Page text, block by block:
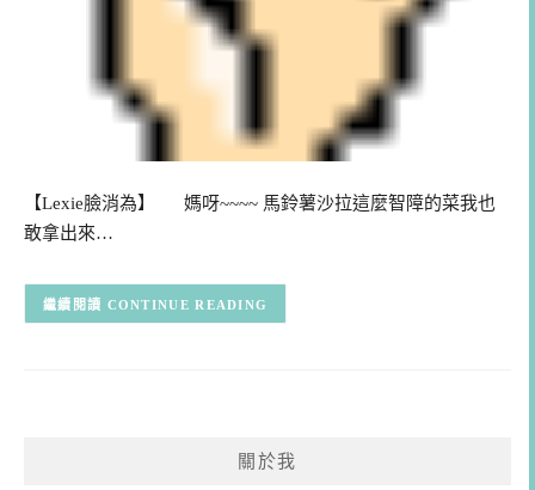
【Lexie臉消為】 媽呀~~~~ 馬鈴薯沙拉這麼智障的菜我也
敢拿出來…
CONTINUE READING
關於我